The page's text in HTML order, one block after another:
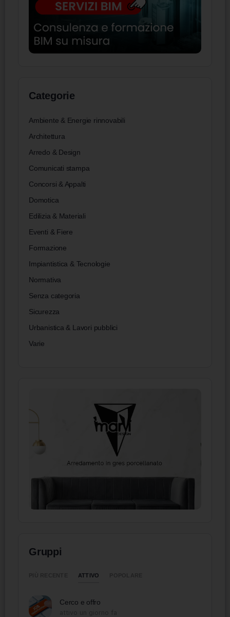
Categorie
Ambiente & Energie rinnovabili
Architettura
Arredo & Design
Comunicati stampa
Concorsi & Appalti
Domotica
Edilizia & Materiali
Eventi & Fiere
Formazione
Impiantistica & Tecnologie
Normativa
Senza categoria
Sicurezza
Urbanistica & Lavori pubblici
Varie
Gruppi
ATTIVO
Cerco e offro